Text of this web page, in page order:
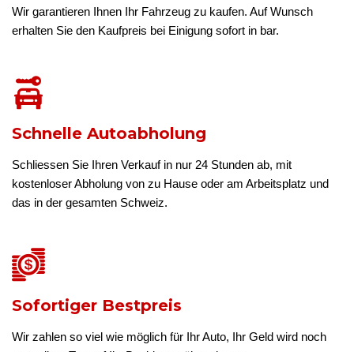
Wir garantieren Ihnen Ihr Fahrzeug zu kaufen. Auf Wunsch
erhalten Sie den Kaufpreis bei Einigung sofort in bar.
Schnelle Autoabholung
Schliessen Sie Ihren Verkauf in nur 24 Stunden ab, mit
kostenloser Abholung von zu Hause oder am Arbeitsplatz und
das in der gesamten Schweiz.
Sofortiger Bestpreis
Wir zahlen so viel wie möglich für Ihr Auto, Ihr Geld wird noch